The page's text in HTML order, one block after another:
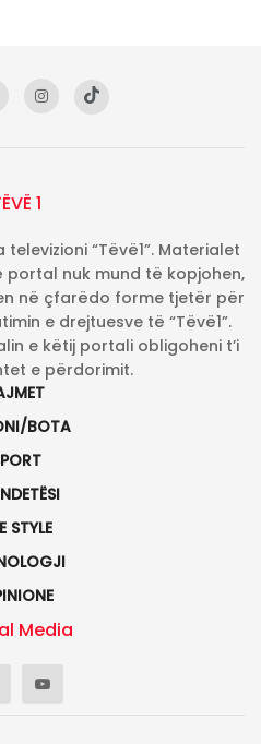
1
“Tëvë1”. Materialet
nuk mund të kopjohen,
në çfarëdo forme tjetër për
e drejtuesve të “Tëvë1”.
e këtij portali obligoheni t’i
e përdorimit.
BOTA
STYLE
Media